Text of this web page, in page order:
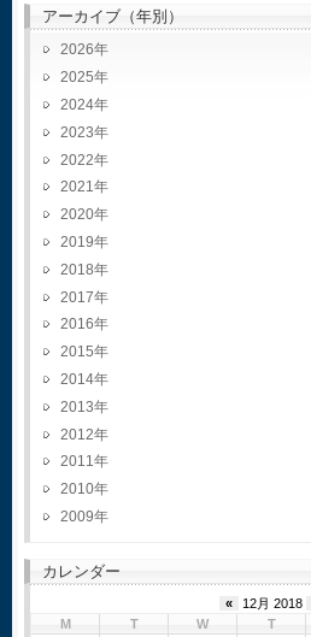
アーカイブ（年別）
2026
2025
2024
2023
2022
2021
2020
2019
2018
2017
2016
2015
2014
2013
2012
2011
2010
2009
カレンダー
« 12月 2018
M
T W T